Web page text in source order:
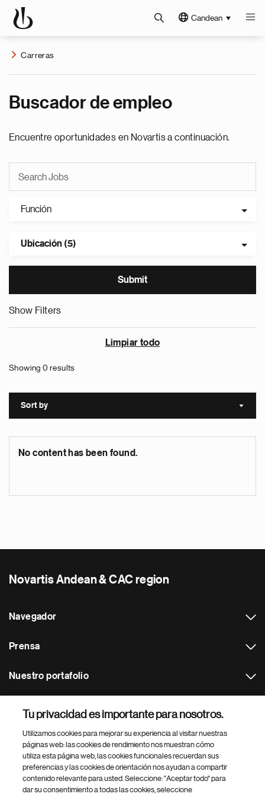
Candean
Carreras
Buscador de empleo
Encuentre oportunidades en Novartis a continuación.
Función
Ubicación (5)
Show Filters
Limpiar todo
Showing 0 results
Sort by Sort
No content has been found.
Novartis Andean & CAC region
Navegador
Prensa
Nuestro portafolio
Footer Site Search
Tu privacidad es importante para nosotros.
Utilizamos cookies para mejorar su experiencia al visitar nuestras
páginas web: las cookies de rendimiento nos muestran cómo
utiliza esta página web, las cookies funcionales recuerdan sus
preferencias y las cookies de orientación nos ayudan a compartir
contenido relevante para usted. Seleccione: "Aceptar todo" para
dar su consentimiento a todas las cookies, seleccione